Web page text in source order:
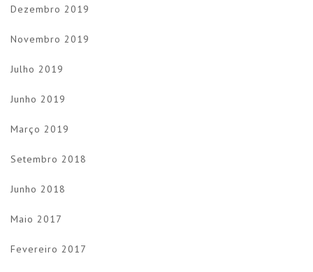
Dezembro 2019
Novembro 2019
Julho 2019
Junho 2019
Março 2019
Setembro 2018
Junho 2018
Maio 2017
Fevereiro 2017